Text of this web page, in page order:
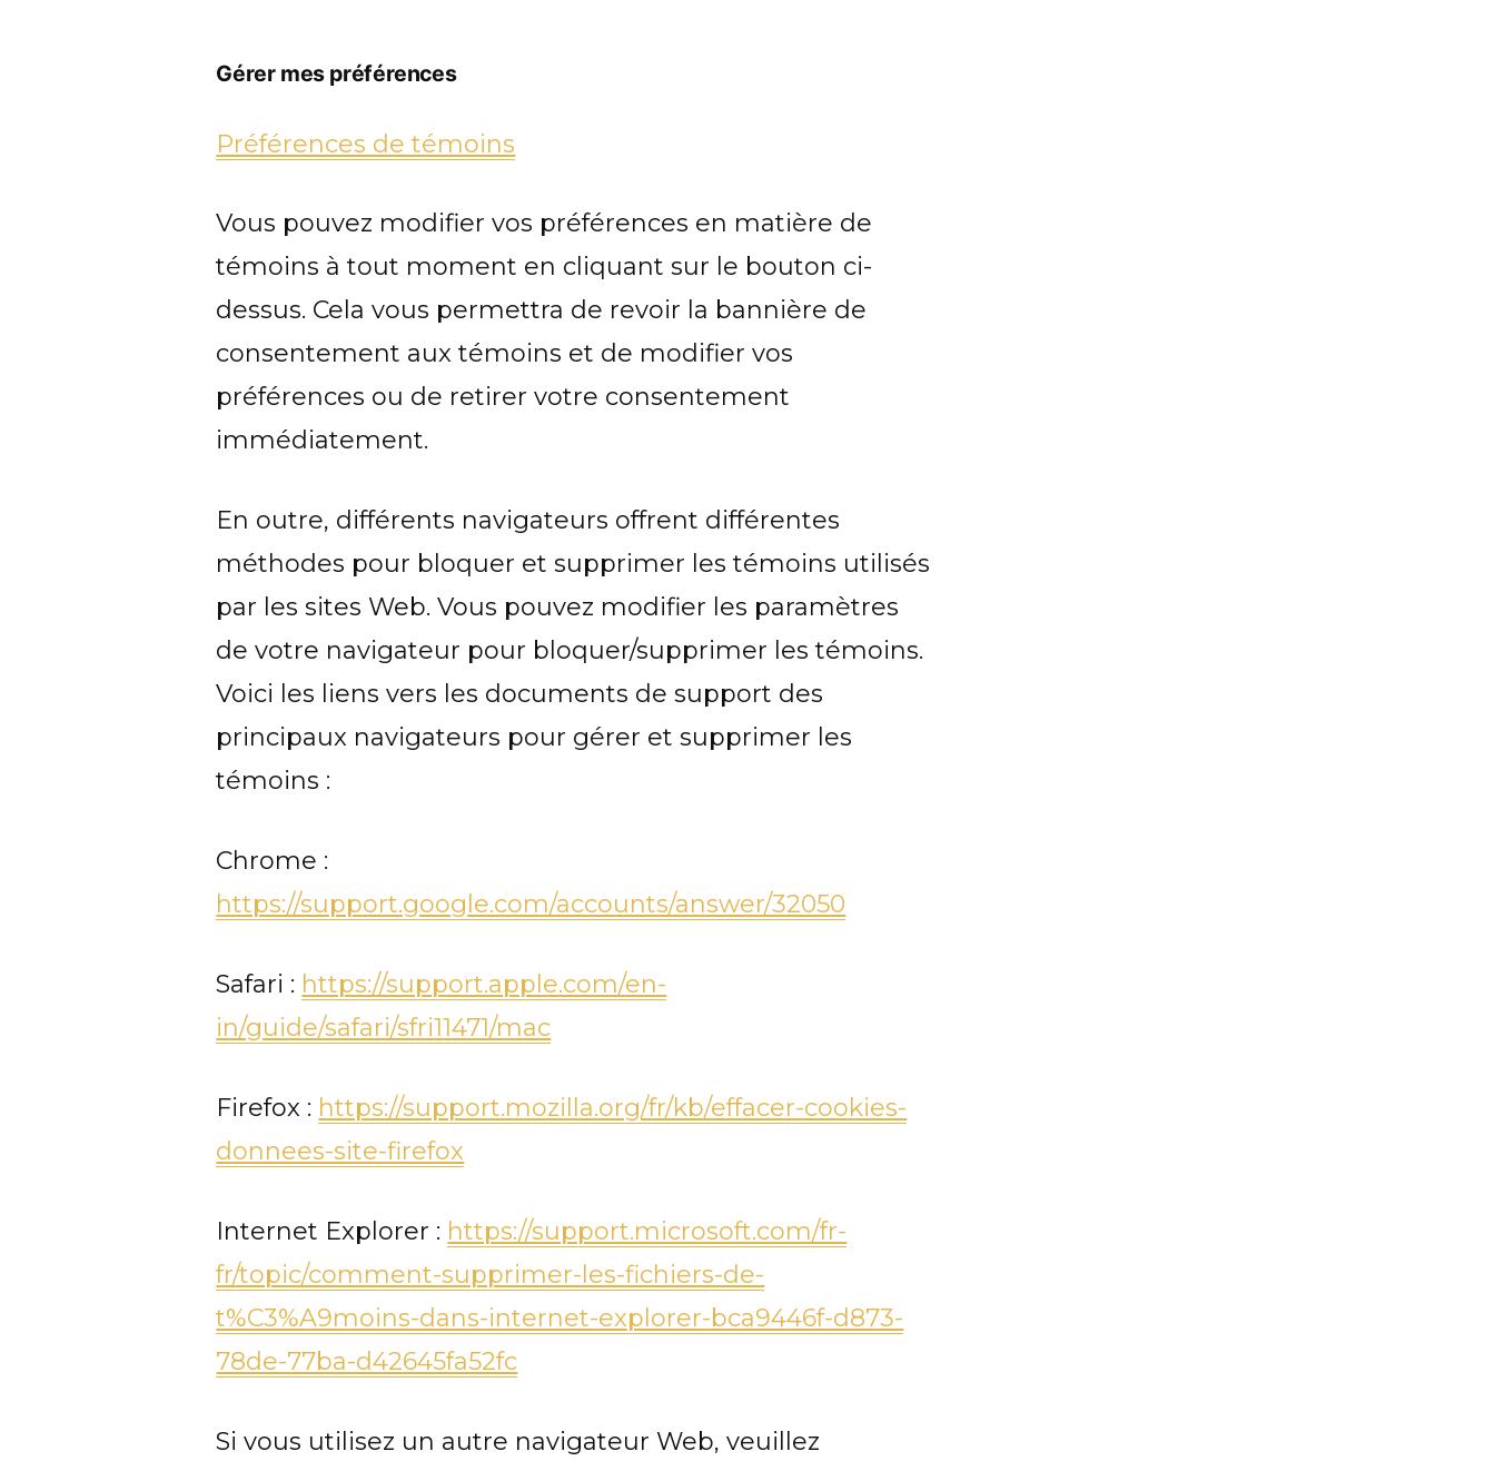
Gérer mes préférences
Préférences de témoins
Vous pouvez modifier vos préférences en matière de
témoins à tout moment en cliquant sur le bouton ci-
dessus. Cela vous permettra de revoir la bannière de
consentement aux témoins et de modifier vos
préférences ou de retirer votre consentement
immédiatement.
En outre, différents navigateurs offrent différentes
méthodes pour bloquer et supprimer les témoins utilisés
par les sites Web. Vous pouvez modifier les paramètres
de votre navigateur pour bloquer/supprimer les témoins.
Voici les liens vers les documents de support des
principaux navigateurs pour gérer et supprimer les
témoins :
Chrome :
https://support.google.com/accounts/answer/32050
Safari : https://support.apple.com/en-
in/guide/safari/sfri11471/mac
Firefox : https://support.mozilla.org/fr/kb/effacer-cookies-
donnees-site-firefox
Internet Explorer : https://support.microsoft.com/fr-
fr/topic/comment-supprimer-les-fichiers-de-
t%C3%A9moins-dans-internet-explorer-bca9446f-d873-
78de-77ba-d42645fa52fc
Si vous utilisez un autre navigateur Web, veuillez